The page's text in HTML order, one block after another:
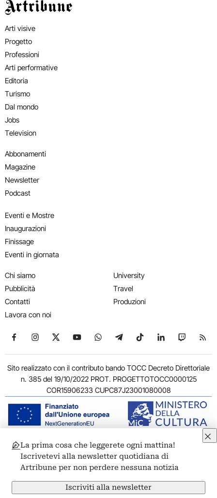
Artribune
Arti visive
Progetto
Professioni
Arti performative
Editoria
Turismo
Dal mondo
Jobs
Television
Abbonamenti
Magazine
Newsletter
Podcast
Eventi e Mostre
Inaugurazioni
Finissage
Eventi in giornata
Chi siamo
Pubblicità
Contatti
Lavora con noi
University
Travel
Produzioni
Seguici su Facebook
Seguici su Instagram
Seguici su X
Seguici su YouTube
Seguici su WhatsApp
Seguici su Telegram
Seguici su TikTok
Seguici su
Seguici
Sito realizzato con il contributo bando TOCC Decreto Direttoriale
n. 385 del 19/10/2022 PROT. PROGETTOTOCC0000125
COR15906233 CUPC87J23001080008
© 2011-2026 ARTRIBUNE srl – Corso Vittorio Emanuele II, 287 –
00186 Roma - P.I. 11381581005
Privacy: Responsabile della protezione dei dati personali
ARTRIBUNE srl – Corso Vittorio Emanuele II, 287 – 00186 Roma
Termini e condizioniPrivacy PolicyCookie PolicyCredits
La prima cosa che leggerete ogni mattina!
Iscrivetevi alla newsletter quotidiana di
Artribune per non perdere nessuna notizia
Iscriviti alla newsletter